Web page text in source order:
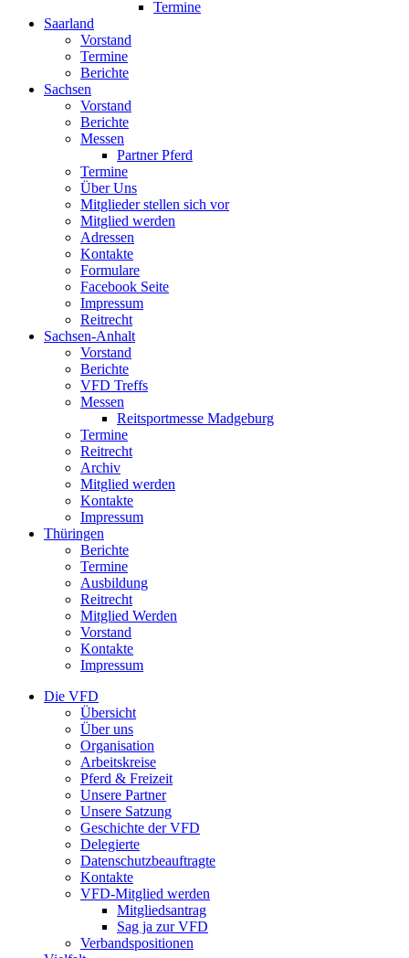
Termine
Saarland
Vorstand
Termine
Berichte
Sachsen
Vorstand
Berichte
Messen
Partner Pferd
Termine
Über Uns
Mitglieder stellen sich vor
Mitglied werden
Adressen
Kontakte
Formulare
Facebook Seite
Impressum
Reitrecht
Sachsen-Anhalt
Vorstand
Berichte
VFD Treffs
Messen
Reitsportmesse Madgeburg
Termine
Reitrecht
Archiv
Mitglied werden
Kontakte
Impressum
Thüringen
Berichte
Termine
Ausbildung
Reitrecht
Mitglied Werden
Vorstand
Kontakte
Impressum
Die VFD
Übersicht
Über uns
Organisation
Arbeitskreise
Pferd & Freizeit
Unsere Partner
Unsere Satzung
Geschichte der VFD
Delegierte
Datenschutzbeauftragte
Kontakte
VFD-Mitglied werden
Mitgliedsantrag
Sag ja zur VFD
Verbandspositionen